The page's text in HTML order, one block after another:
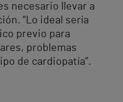
necesario llevar a
“Lo ideal sería
previo para
problemas
de cardiopatía”.